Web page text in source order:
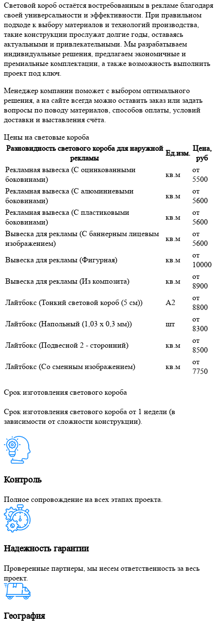
Световой короб остаётся востребованным в рекламе благодаря
своей универсальности и эффективности. При правильном
подходе к выбору материалов и технологий производства,
такие конструкции прослужат долгие годы, оставаясь
актуальными и привлекательными. Мы разрабатываем
индивидуальные решения, предлагаем экономичные и
премиальные комплектации, а также возможность выполнить
проект под ключ.
Менеджер компании поможет с выбором оптимального
решения, а на сайте всегда можно оставить заказ или задать
вопросы по поводу материалов, способов оплаты, условий
доставки и выставления счёта.
Цены на световые короба
Разновидность светового короба для наружной
рекламы
Ед.изм.
Цена,
руб
Рекламная вывеска (С оцинкованными
боковинами)
кв.м
от
5500
Рекламная вывеска (С алюминиевыми
боковинами)
кв.м
от
5600
Рекламная вывеска (С пластиковыми
боковинами)
кв.м
от
5600
Вывеска для рекламы (С баннерным лицевым
изображением)
кв.м
от
5600
Вывеска для рекламы (Фигурная)
кв.м
от
10000
Вывеска для рекламы (Из композита)
кв.м
от
8900
Лайтбокс (Тонкий световой короб (5 см))
А2
от
8800
Лайтбокс (Напольный (1,03 х 0,3 мм))
шт
от
8300
Лайтбокс (Подвесной 2 - сторонний)
кв.м
от
8500
Лайтбокс (Со сменным изображением)
кв.м
от
7750
Срок изготовления светового короба
Срок изготовления светового короба от 1 недели (в
зависимости от сложности конструкции).
Контроль
Полное сопровождение на всех этапах проекта.
Надежность гарантии
Проверенные партнеры, мы несем ответственность за весь
проект.
География